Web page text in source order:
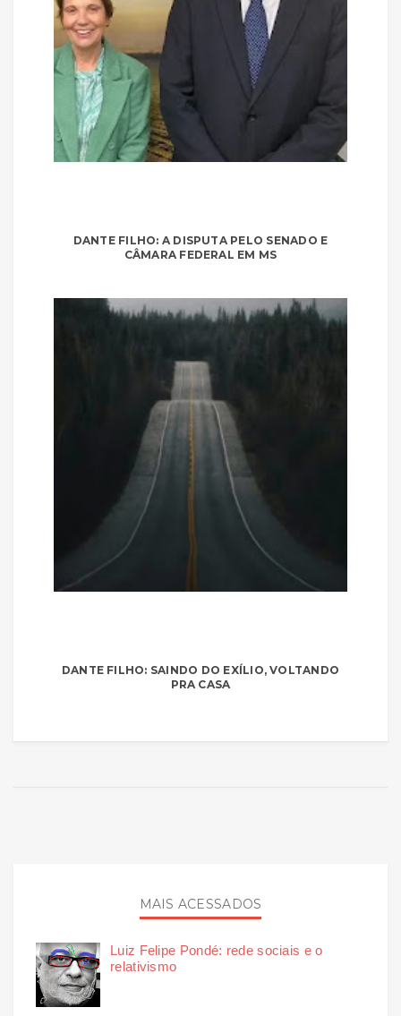
DANTE FILHO: A DISPUTA PELO SENADO E
CÂMARA FEDERAL EM MS
DANTE FILHO: SAINDO DO EXÍLIO, VOLTANDO
PRA CASA
MAIS ACESSADOS
Luiz Felipe Pondé: rede sociais e o
relativismo